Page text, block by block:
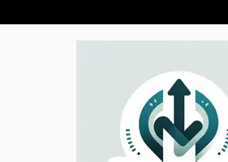
Inhalt